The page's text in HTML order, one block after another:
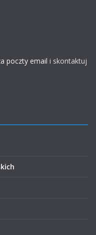
poczty email i skontaktuj